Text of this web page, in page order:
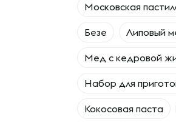
Московская
Безе Липовый
Мед с кедровой
Набор для
Кокосовая паста